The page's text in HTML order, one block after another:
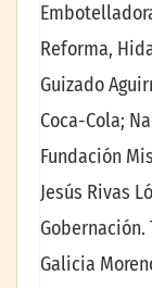
Reforma,
Guizado
Coca-Cola;
Fundación
Jesús Rivas
Galicia